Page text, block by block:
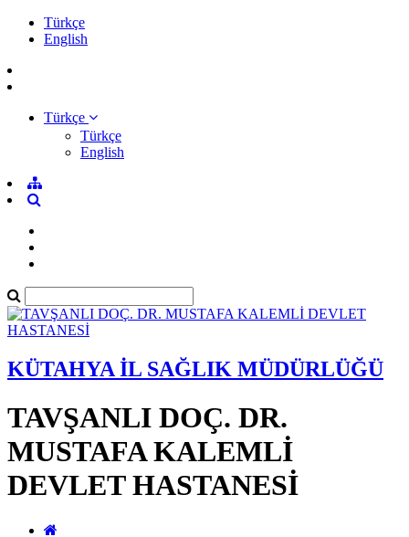
Türkçe
English
Türkçe
Türkçe
English
KÜTAHYA İL SAĞLIK MÜDÜRLÜĞÜ
TAVŞANLI DOÇ. DR.
MUSTAFA KALEMLİ
DEVLET HASTANESİ